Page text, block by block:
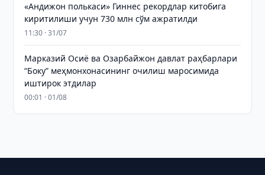
«Андижон полькаси» Гиннес рекордлар китобига
киритилиши учун 730 млн сўм ажратилди
11:30 · 31/07
Марказий Осиё ва Озарбайжон давлат раҳбарлари
“Боку” меҳмонхонасининг очилиш маросимида
иштирок этдилар
00:01 · 01/08